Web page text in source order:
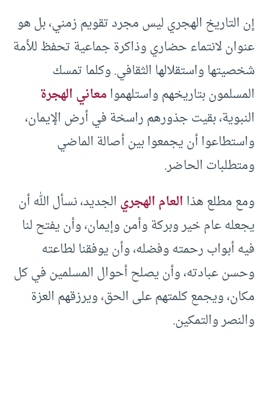
إن التاريخ الهجري ليس مجرد تقويم زمني، بل هو
عنوان لانتماء حضاري وذاكرة جماعية تحفظ للأمة
شخصيتها واستقلالها الثقافي. وكلما تمسك
المسلمون بتاريخهم واستلهموامعاني الهجرة
النبوية، بقيت جذورهم راسخة في أرض الإيمان،
واستطاعوا أن يجمعوا بين أصالة الماضي
ومتطلبات الحاضر.
ومع مطلع هذاالعام الهجري الجديد، نسأل الله أن
يجعله عام خير وبركة وأمن وإيمان، وأن يفتح لنا
فيه أبواب رحمته وفضله، وأن يوفقنا لطاعته
وحسن عبادته، وأن يصلح أحوال المسلمين في كل
مكان، ويجمع كلمتهم على الحق، ويرزقهم العزة
والنصر والتمكين.